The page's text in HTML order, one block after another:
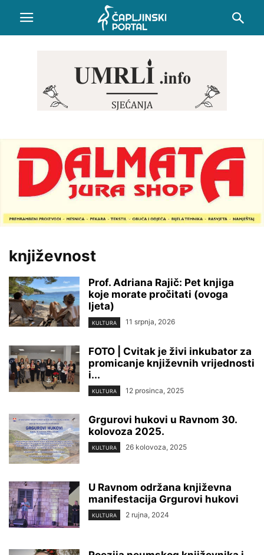
književnost
Prof. Adriana Rajič: Pet knjiga
koje morate pročitati (ovoga
ljeta)
KULTURA 11 srpnja, 2026
FOTO | Cvitak je živi inkubator za
promicanje književnih vrijednosti
i...
KULTURA 12 prosinca, 2025
Grgurovi hukovi u Ravnom 30.
kolovoza 2025.
KULTURA 26 kolovoza, 2025
U Ravnom održana književna
manifestacija Grgurovi hukovi
KULTURA 2 rujna, 2024